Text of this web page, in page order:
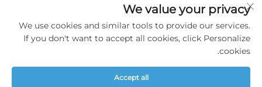
[email protected]
حقوق النشر © قوانغتشو تينفرونت لقطع غيار السيارات المحدودة جميع الحقوق
محفوظةسياسة الخصوصية
We value your privacy
We use cookies and similar tools to provide our services.
If you don't want to accept all cookies, click Personalize
cookies.
Accept all